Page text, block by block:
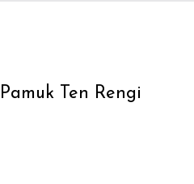
Ten Rengi